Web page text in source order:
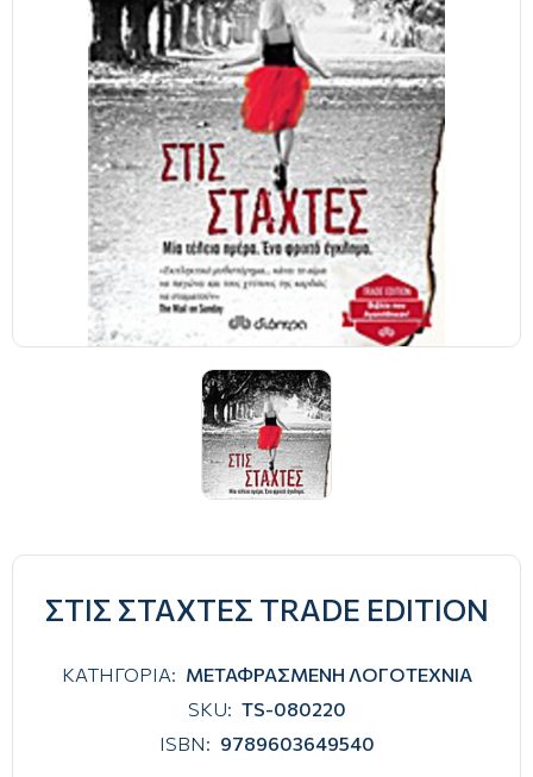
ΣΤΙΣ ΣΤΑΧΤΕΣ TRADE EDITION
ΚΑΤΗΓΟΡΙΑ: ΜΕΤΑΦΡΑΣΜΕΝΗ ΛΟΓΟΤΕΧΝΙΑ
SKU: TS-080220
ISBN: 9789603649540